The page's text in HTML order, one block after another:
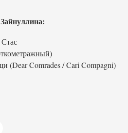
(Dear Comrades / Cari Compagni)